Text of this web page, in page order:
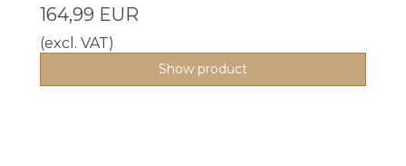
164,99 EUR
(excl. VAT)
Show product